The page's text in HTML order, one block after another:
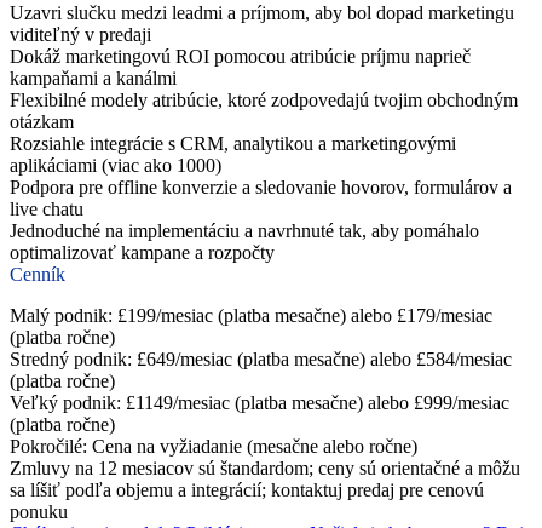
Uzavri slučku medzi leadmi a príjmom, aby bol dopad marketingu
viditeľný v predaji
Dokáž marketingovú ROI pomocou atribúcie príjmu naprieč
kampaňami a kanálmi
Flexibilné modely atribúcie, ktoré zodpovedajú tvojim obchodným
otázkam
Rozsiahle integrácie s CRM, analytikou a marketingovými
aplikáciami (viac ako 1000)
Podpora pre offline konverzie a sledovanie hovorov, formulárov a
live chatu
Jednoduché na implementáciu a navrhnuté tak, aby pomáhalo
optimalizovať kampane a rozpočty
Cenník
Malý podnik: £199/mesiac (platba mesačne) alebo £179/mesiac
(platba ročne)
Stredný podnik: £649/mesiac (platba mesačne) alebo £584/mesiac
(platba ročne)
Veľký podnik: £1149/mesiac (platba mesačne) alebo £999/mesiac
(platba ročne)
Pokročilé: Cena na vyžiadanie (mesačne alebo ročne)
Zmluvy na 12 mesiacov sú štandardom; ceny sú orientačné a môžu
sa líšiť podľa objemu a integrácií; kontaktuj predaj pre cenovú
ponuku